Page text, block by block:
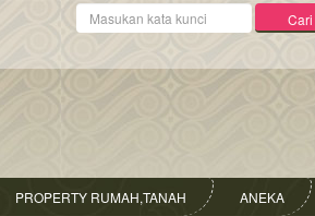
Kata
Kunci
Cari
PROPERTY RUMAH,TANAH ANEKA